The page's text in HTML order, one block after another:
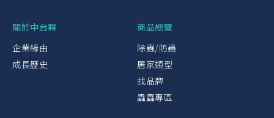
關於中台興
企業緣由
成長歷史
商品總覽
除蟲/防蟲
居家類型
找品牌
蟲蟲專區